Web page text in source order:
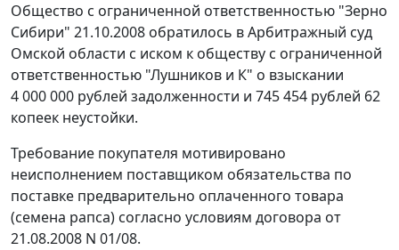
Общество с ограниченной ответственностью "Зерно
Сибири" 21.10.2008 обратилось в Арбитражный суд
Омской области с иском к обществу с ограниченной
ответственностью "Лушников и К" о взыскании
4 000 000 рублей задолженности и 745 454 рублей 62
копеек неустойки.
Требование покупателя мотивировано
неисполнением поставщиком обязательства по
поставке предварительно оплаченного товара
(семена рапса) согласно условиям договора от
21.08.2008 N 01/08.